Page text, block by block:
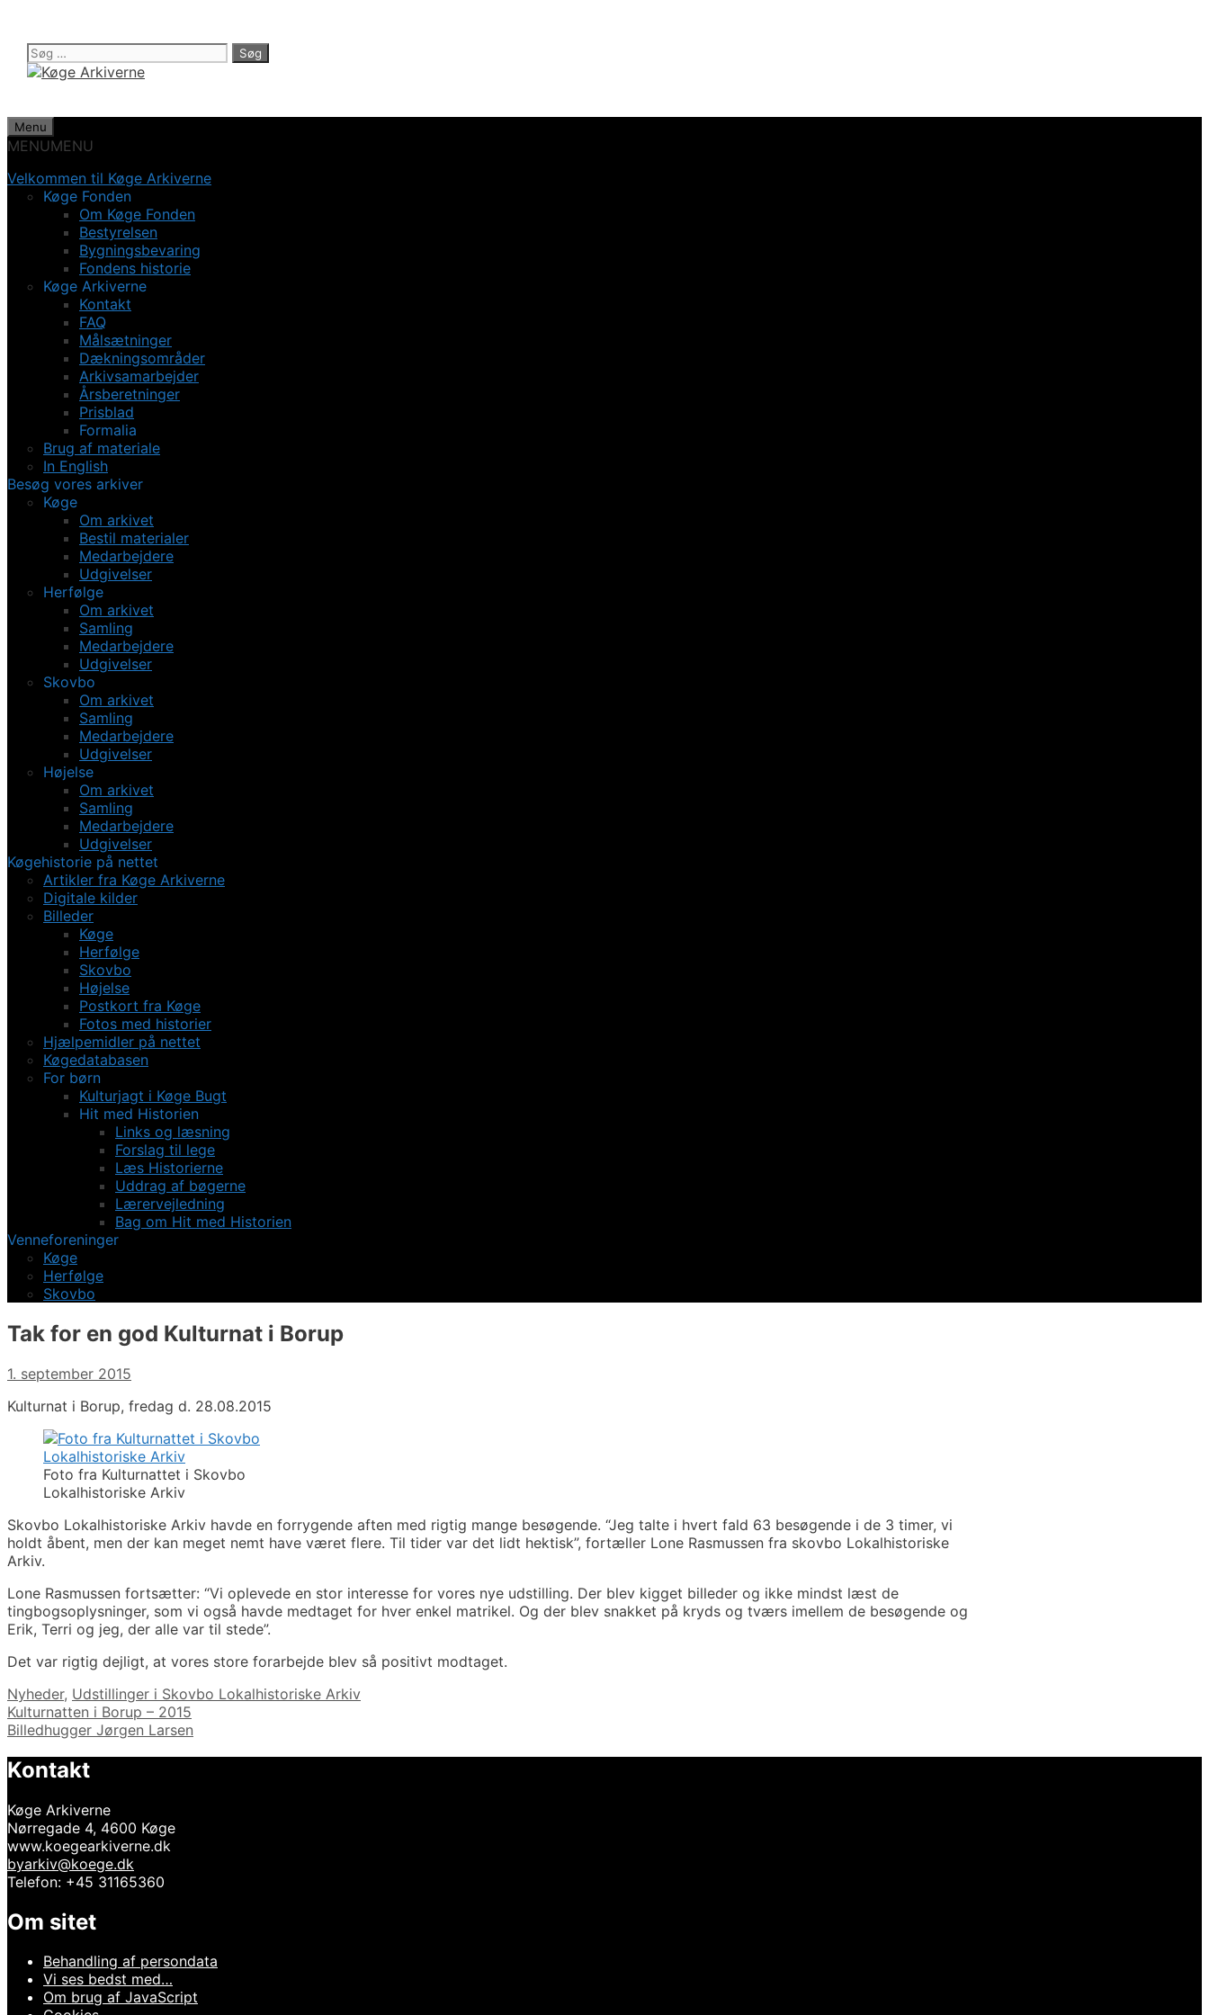
indhold
Søg
efter:
Menu
MENUMENU
Velkommen til Køge Arkiverne
Køge Fonden
Om Køge Fonden
Bestyrelsen
Bygningsbevaring
Fondens historie
Køge Arkiverne
Kontakt
FAQ
Målsætninger
Dækningsområder
Arkivsamarbejder
Årsberetninger
Prisblad
Formalia
Brug af materiale
In English
Besøg vores arkiver
Køge
Om arkivet
Bestil materialer
Medarbejdere
Udgivelser
Herfølge
Om arkivet
Samling
Medarbejdere
Udgivelser
Skovbo
Om arkivet
Samling
Medarbejdere
Udgivelser
Højelse
Om arkivet
Samling
Medarbejdere
Udgivelser
Køgehistorie på nettet
Artikler fra Køge Arkiverne
Digitale kilder
Billeder
Køge
Herfølge
Skovbo
Højelse
Postkort fra Køge
Fotos med historier
Hjælpemidler på nettet
Køgedatabasen
For børn
Kulturjagt i Køge Bugt
Hit med Historien
Links og læsning
Forslag til lege
Læs Historierne
Uddrag af bøgerne
Lærervejledning
Bag om Hit med Historien
Venneforeninger
Køge
Herfølge
Skovbo
Tak for en god Kulturnat i Borup
1. september 2015
Kulturnat i Borup, fredag d. 28.08.2015
Foto fra Kulturnattet i Skovbo
Lokalhistoriske Arkiv
Skovbo Lokalhistoriske Arkiv havde en forrygende aften med rigtig mange besøgende. “Jeg talte i hvert fald 63 besøgende i de 3 timer, vi
holdt åbent, men der kan meget nemt have været flere. Til tider var det lidt hektisk”, fortæller Lone Rasmussen fra skovbo Lokalhistoriske
Arkiv.
Lone Rasmussen fortsætter: “Vi oplevede en stor interesse for vores nye udstilling. Der blev kigget billeder og ikke mindst læst de
tingbogsoplysninger, som vi også havde medtaget for hver enkel matrikel. Og der blev snakket på kryds og tværs imellem de besøgende og
Erik, Terri og jeg, der alle var til stede”.
Det var rigtig dejligt, at vores store forarbejde blev så positivt modtaget.
Kategorier
Nyheder, Udstillinger i Skovbo Lokalhistoriske Arkiv
Indlægsnavigation
Kulturnatten i Borup – 2015
Billedhugger Jørgen Larsen
Kontakt
Køge Arkiverne
Nørregade 4, 4600 Køge
www.koegearkiverne.dk
byarkiv@koege.dk
Telefon: +45 31165360
Om sitet
Behandling af persondata
Vi ses bedst med…
Om brug af JavaScript